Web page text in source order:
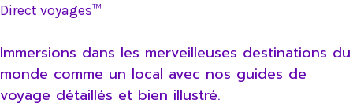
Direct voyages™
Immersions dans les merveilleuses destinations du
monde comme un local avec nos guides de
voyage détaillés et bien illustré.